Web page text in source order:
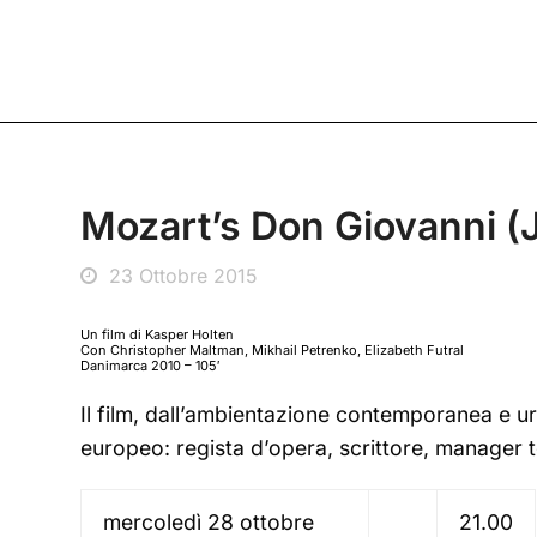
Mozart’s Don Giovanni
23 Ottobre 2015
Un film di Kasper Holten
Con Christopher Maltman, Mikhail Petrenko, Elizabeth Futral
Danimarca 2010 – 105′
Il film, dall’ambientazione contemporanea e
europeo: regista d’opera, scrittore,
mercoledì 28 ottobre 21.00